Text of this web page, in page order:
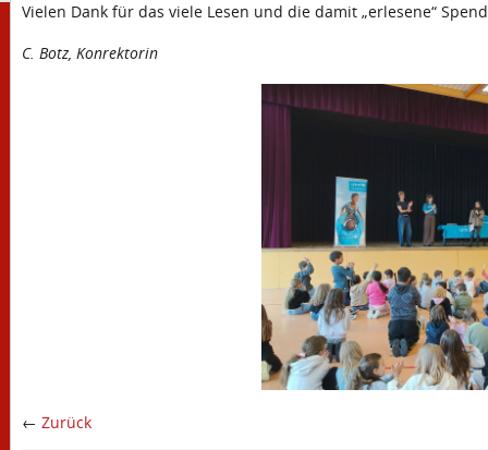
Vielen Dank für das viele Lesen und die damit „erlesene“
C. Botz, Konrektorin
← Zurück